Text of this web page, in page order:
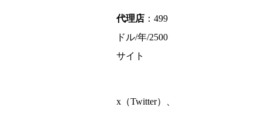
代理店 ：499
ドル/年/2500
サイト
x（Twitter）、